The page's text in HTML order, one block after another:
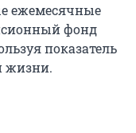
ежемесячные
фонд
показатель
жизни.